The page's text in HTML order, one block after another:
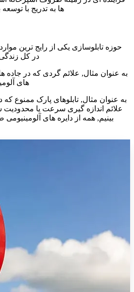
ها به تدریج با
حوزه تابلوسازی یکی از رایج ترین
در کل زندگی
به عنوان مثال, علائم گردی که در جاده
های
به عنوان مثال, تابلوهای پارک ممنوع که
علائم اندازه گیری سرعت یا
بینیم, همه از دایره های